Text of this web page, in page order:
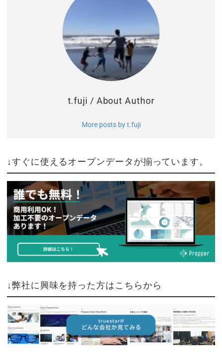
t.fuji / About Author
More posts by t.fuji
↓すぐに使えるオープンデータが揃っています。
↓弊社に興味を持った方はこちらから